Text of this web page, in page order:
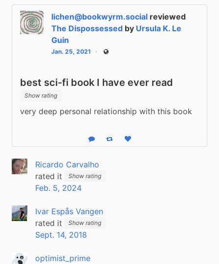
lichen@bookwyrm.social reviewed
The Dispossessed by Ursula K. Le
Guin
Jan. 25, 2021 Public
best sci-fi book I have ever read
Show rating
very deep personal relationship with this book
Reply Boost statusLike status
Ricardo Carvalho
rated it
Show rating
Feb. 5, 2024
Ivar Espås Vangen
rated it
Show rating
Sept. 14, 2018
optimist_prime